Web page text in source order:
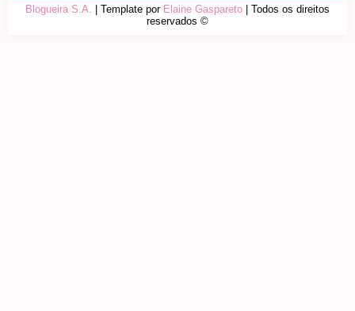
Blogueira S.A. | Template por Elaine Gaspareto | Todos os direitos
reservados ©